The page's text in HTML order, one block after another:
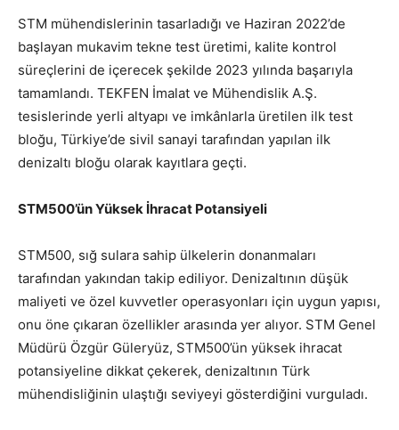
STM mühendislerinin tasarladığı ve Haziran 2022’de
başlayan mukavim tekne test üretimi, kalite kontrol
süreçlerini de içerecek şekilde 2023 yılında başarıyla
tamamlandı. TEKFEN İmalat ve Mühendislik A.Ş.
tesislerinde yerli altyapı ve imkânlarla üretilen ilk test
bloğu, Türkiye’de sivil sanayi tarafından yapılan ilk
denizaltı bloğu olarak kayıtlara geçti.
STM500’ün Yüksek İhracat Potansiyeli
STM500, sığ sulara sahip ülkelerin donanmaları
tarafından yakından takip ediliyor. Denizaltının düşük
maliyeti ve özel kuvvetler operasyonları için uygun yapısı,
onu öne çıkaran özellikler arasında yer alıyor. STM Genel
Müdürü Özgür Güleryüz, STM500’ün yüksek ihracat
potansiyeline dikkat çekerek, denizaltının Türk
mühendisliğinin ulaştığı seviyeyi gösterdiğini vurguladı.